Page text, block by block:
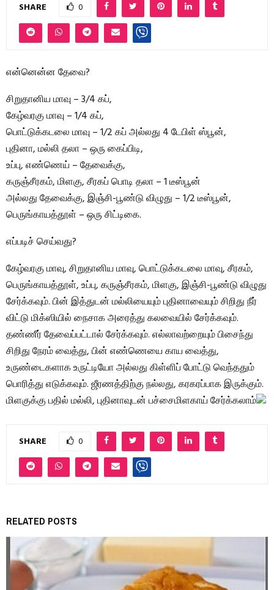
SHARE 0
என்னென்ன தேவை?
சிறுதானிய மாவு – 3/4 கப்,
கேழ்வரகு மாவு – 1/4 கப்,
பொட்டுக்கடலை மாவு – 1/2 கப் அல்லது 4 டேபிள் ஸ்பூன்,
புதினா, மல்லி தலா – ஒரு கைப்பிடி,
உப்பு, எண்ணெய் – தேவைக்கு,
கருஞ்சீரகம், மிளகு, சீரகப் பொடி தலா – 1 டீஸ்பூன்
அல்லது தேவைக்கு, இஞ்சி-பூண்டு விழுது – 1/2 டீஸ்பூன்,
பெருங்காயத்தூள் – ஒரு சிட்டிகை.
எப்படிச் செய்வது?
கேழ்வரகு மாவு, சிறுதானிய மாவு, பொட்டுக்கடலை மாவு, சீரகம்,
பெருங்காயத்தூள், உப்பு, கருஞ்சீரகம், மிளகு, இஞ்சி-பூண்டு விழுது
சேர்க்கவும். பின் இத்துடன் மல்லியையும் புதினாவையும் சிறிது நீர்
விட்டு மிக்ஸியில் நைசாக அரைத்து கலவையில் சேர்க்கவும்.
தண்ணீர் தேவைப்பட்டால் சேர்க்கவும். எல்லாவற்றையும் பிசைந்து
சிறிது நேரம் வைத்து, பின் எண்ணெயை காய வைத்து,
உருண்டைகளாக உருட்டியோ அல்லது கிள்ளிப் போட்டு வெந்ததும்
பொரித்து எடுக்கவும். ஜீரணத்திற்கு நல்லது, கரகரப்பாக இருக்கும்.
மிளகுக்கு பதில் மல்லி, புதினாவுடன் பச்சைமிளகாய் சேர்க்கலாம்
SHARE 0
RELATED POSTS